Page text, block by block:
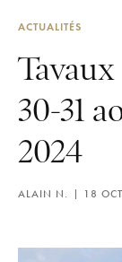
ACTUALITÉS
30-31
2024
ALAIN N. 18